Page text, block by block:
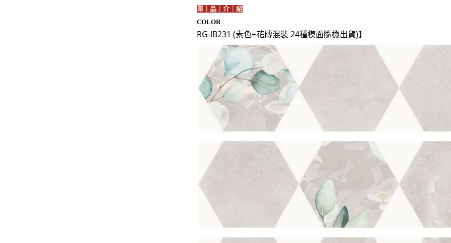
單｜品｜介｜紹
COLOR
RG-IB231 (素色+花磚混裝 24種模面隨機出貨)】